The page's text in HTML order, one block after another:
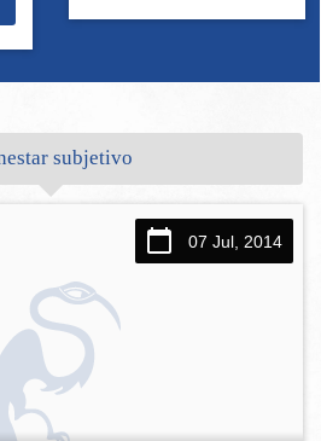
subjetivo
07 Jul, 2014